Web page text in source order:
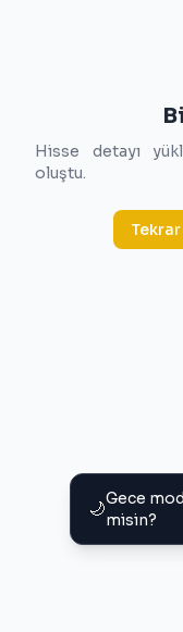
🌙Gece
misin?
Hisse detayı
oluştu.